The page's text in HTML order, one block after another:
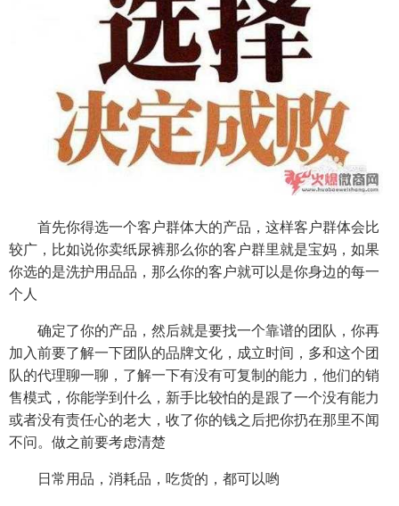
首先你得选一个客户群体大的产品，这样客户群体会比
较广，比如说你卖纸尿裤那么你的客户群里就是宝妈，如果
你选的是洗护用品品，那么你的客户就可以是你身边的每一
个人
确定了你的产品，然后就是要找一个靠谱的团队，你再
加入前要了解一下团队的品牌文化，成立时间，多和这个团
队的代理聊一聊，了解一下有没有可复制的能力，他们的销
售模式，你能学到什么，新手比较怕的是跟了一个没有能力
或者没有责任心的老大，收了你的钱之后把你扔在那里不闻
不问。做之前要考虑清楚
日常用品，消耗品，吃货的，都可以哟